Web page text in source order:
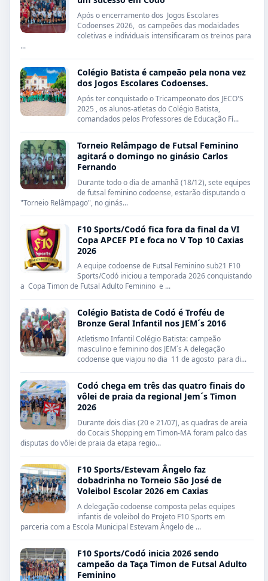
Após o encerramento dos Jogos Escolares
Codoenses 2026, os campeões das modaidades
coletivas e individuais intensificaram os treinos para
...
Colégio Batista é campeão pela nona vez
dos Jogos Escolares Codoenses.
Após ter conquistado o Tricampeonato dos JECO'S
2025 , os alunos-atletas do Colégio Batista,
comandados pelos Professores de Educação Fí...
Torneio Relâmpago de Futsal Feminino
agitará o domingo no ginásio Carlos
Fernando
Durante todo o dia de amanhã (18/12), sete equipes
de futsal feminino codoense, estarão disputando o
"Torneio Relâmpago", no ginás...
F10 Sports/Codó fica fora da final da VI
Copa APCEF PI e foca no V Top 10 Caxias
2026
A equipe codoense de Futsal Feminino sub21 F10
Sports/Codó iniciou a temporada 2026 conquistando
a Copa Timon de Futsal Adulto Feminino e ...
Colégio Batista de Codó é Troféu de
Bronze Geral Infantil nos JEM´s 2016
Atletismo Infantil Colégio Batista: campeão
masculino e feminino dos JEM´s A delegação
codoense que viajou no dia 11 de agosto para di...
Codó chega em três das quatro finais do
vôlei de praia da regional Jem´s Timon
2026
Durante dois dias (20 e 21/07), as quadras de areia
do Cocais Shopping em Timon-MA foram palco das
disputas do vôlei de praia da etapa regio...
F10 Sports/Estevam Ângelo faz
dobadrinha no Torneio São José de
Voleibol Escolar 2026 em Caxias
A delegação codoense composta pelas equipes
infantis de voleibol do Projeto F10 Sports em
parceria com a Escola Municipal Estevam Ângelo de ...
F10 Sports/Codó inicia 2026 sendo
campeão da Taça Timon de Futsal Adulto
Feminino